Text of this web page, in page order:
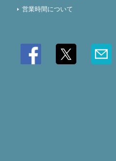
営業時間について